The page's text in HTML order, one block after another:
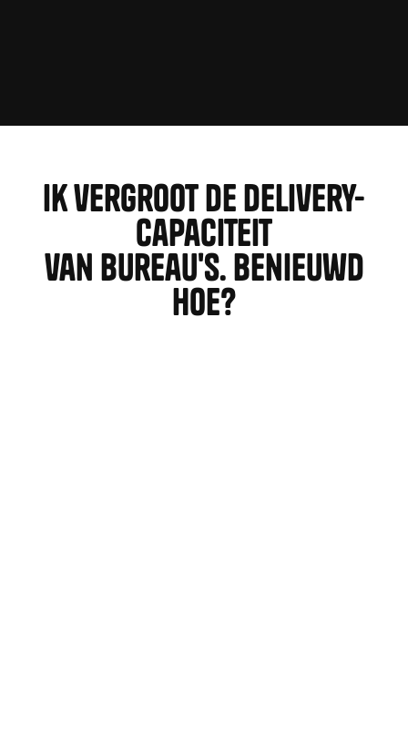
Ik vergroot de delivery-
capaciteit
van bureau's. benieuwd
Hoe?